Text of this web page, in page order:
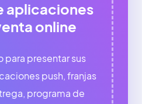
aplicaciones
online
para presentar sus
push, franjas
programa de